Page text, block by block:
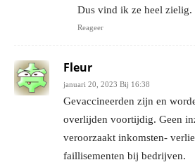
Dus vind ik ze heel zielig.
Reageer
Fleur
januari 20, 2023 Bij 16:38
Gevaccineerden zijn en
overlijden voortijdig. Geen
veroorzaakt inkomsten-
faillisementen bij bedrijven.